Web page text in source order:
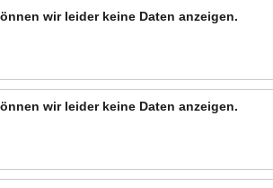
wir leider keine Daten anzeigen.
wir leider keine Daten anzeigen.